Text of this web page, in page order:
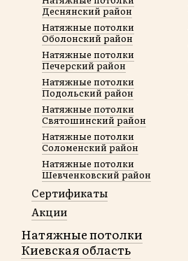
Деснянский район
Натяжные потолки
Оболонский район
Натяжные потолки
Печерский район
Натяжные потолки
Подольский район
Натяжные потолки
Святошинский район
Натяжные потолки
Соломенский район
Натяжные потолки
Шевченковский район
Сертификаты
Акции
Натяжные потолки
Киевская область